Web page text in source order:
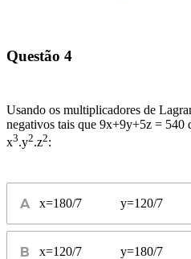
Questão 4
Usando os multiplicadores de
negativos tais que 9x+9y+5z = 540
x3.y2.z2:
x=180/7 y=120/7
x=120/7 y=180/7